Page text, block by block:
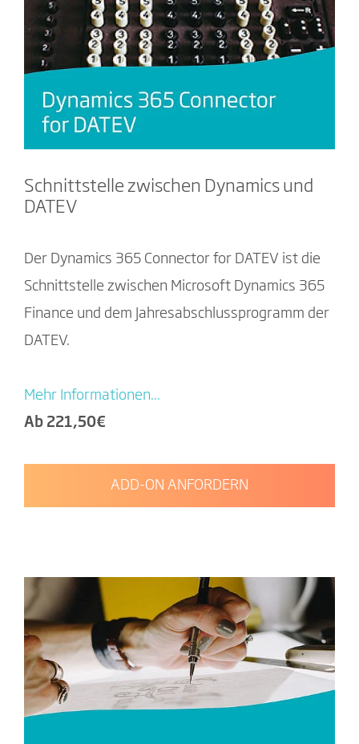
Schnittstelle zwischen Dynamics und
DATEV
Der Dynamics 365 Connector for DATEV ist die
Schnittstelle zwischen Microsoft Dynamics 365
Finance und dem Jahresabschlussprogramm der
DATEV.
Mehr Informationen...
Ab 221,50€
ADD-ON ANFORDERN